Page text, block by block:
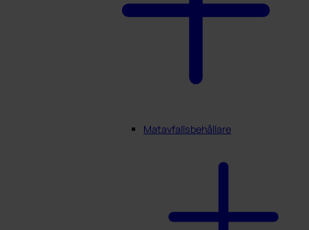
Matavfallsbehållare